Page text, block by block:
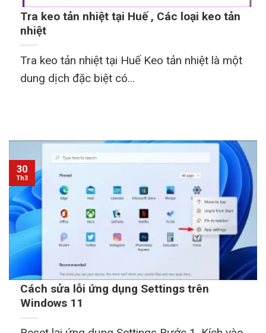
Tra keo tản nhiệt tại Huế , Các loại keo tản
nhiệt
Tra keo tản nhiệt tại Huế Keo tản nhiệt là một
dung dịch đặc biệt có...
Cách sửa lỗi ứng dụng Settings trên
Windows 11
30
Th3